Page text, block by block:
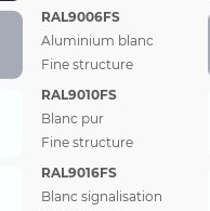
RAL9006FS
Aluminium blanc
Fine structure
RAL9010FS
Blanc pur
Fine structure
RAL9016FS
Blanc signalisation